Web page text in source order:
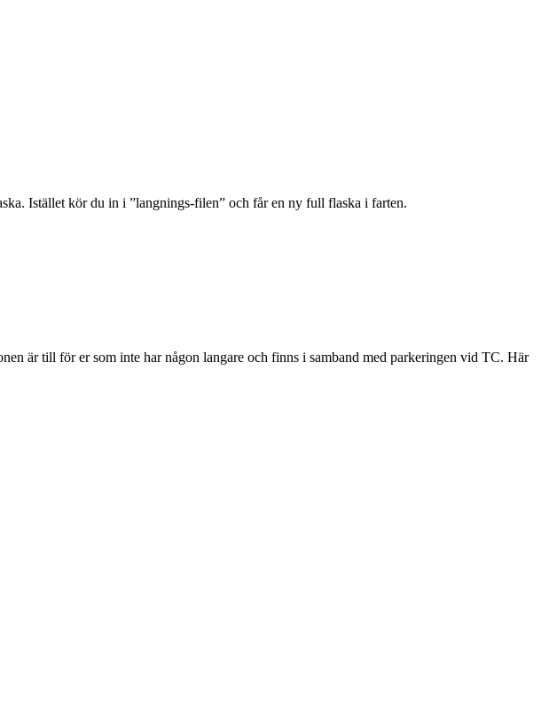
Istället kör du in i ”langnings-filen” och får en ny full flaska i farten.
är till för er som inte har någon langare och finns i samband med parkeringen vid TC. Här